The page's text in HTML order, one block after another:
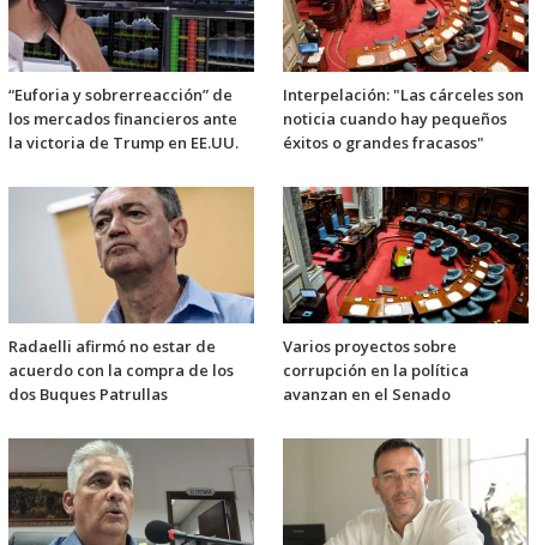
“Euforia y sobrerreacción” de
los mercados financieros ante
la victoria de Trump en EE.UU.
Interpelación: "Las cárceles son
noticia cuando hay pequeños
éxitos o grandes fracasos"
Radaelli afirmó no estar de
acuerdo con la compra de los
dos Buques Patrullas
Varios proyectos sobre
corrupción en la política
avanzan en el Senado